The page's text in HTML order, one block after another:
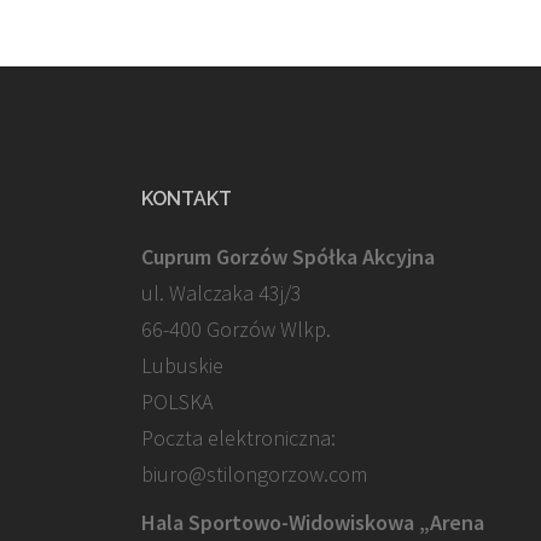
KONTAKT
Cuprum Gorzów Spółka Akcyjna
ul. Walczaka 43j/3
66-400 Gorzów Wlkp.
Lubuskie
POLSKA
Poczta elektroniczna:
biuro@stilongorzow.com
Hala Sportowo-Widowiskowa „Arena